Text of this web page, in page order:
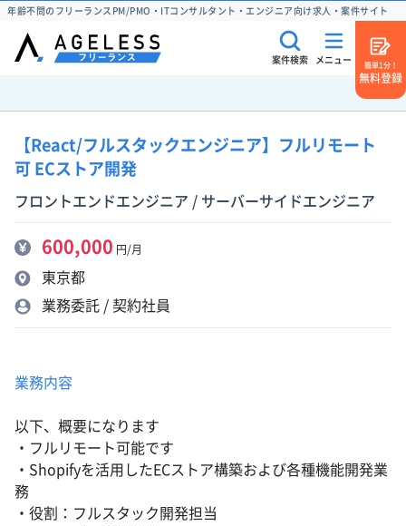
年齢不問のフリーランスPM/PMO・ITコンサルタント・エンジニア向け求人・案件サイト
案件検索 メニュー
簡単1分！
無料登録
【React/フルスタックエンジニア】フルリモート
可 ECストア開発
フロントエンドエンジニア / サーバーサイドエンジニア
600,000 円/月
東京都
業務委託 / 契約社員
業務内容
以下、概要になります
・フルリモート可能です
・Shopifyを活用したECストア構築および各種機能開発業
務
・役割：フルスタック開発担当